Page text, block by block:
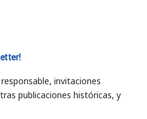
invitaciones
publicaciones históricas, y